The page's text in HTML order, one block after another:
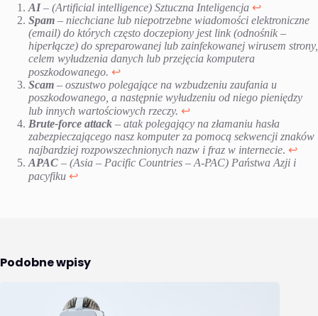
AI– (Artificial intelligence) Sztuczna Inteligencja ↩︎
Spam – niechciane lub niepotrzebne wiadomości elektroniczne
(email) do których często doczepiony jest link (odnośnik –
hiperłącze) do spreparowanej lub zainfekowanej wirusem strony,
celem wyłudzenia danych lub przejęcia komputera
poszkodowanego. ↩︎
Scam – oszustwo polegające na wzbudzeniu zaufania u
poszkodowanego, a następnie wyłudzeniu od niego pieniędzy
lub innych wartościowych rzeczy. ↩︎
Brute-force attack – atak polegający na złamaniu hasła
zabezpieczającego nasz komputer za pomocą sekwencji znaków
najbardziej rozpowszechnionych nazw i fraz w internecie. ↩︎
APAC – (Asia – Pacific Countries – A-PAC) Państwa Azji i
pacyfiku ↩︎
Podobne wpisy